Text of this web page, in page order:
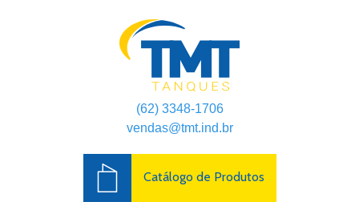
(62) 3348-1706
vendas@tmt.ind.br
Catálogo de Produtos